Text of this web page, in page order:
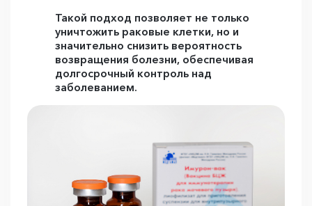
Такой подход позволяет не только
уничтожить раковые клетки, но и
значительно снизить вероятность
возвращения болезни, обеспечивая
долгосрочный контроль над
заболеванием.